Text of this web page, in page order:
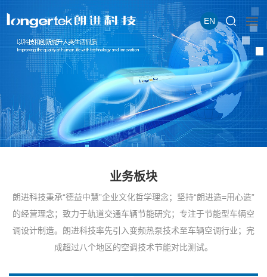
EN
业务板块
朗进科技秉承“德益中慧”企业文化哲学理念；坚持“朗进造=用心造”
的经营理念；致力于轨道交通车辆节能研究；专注于节能型车辆空
调设计制造。朗进科技率先引入变频热泵技术至车辆空调行业；完
成超过八个地区的空调技术节能对比测试。